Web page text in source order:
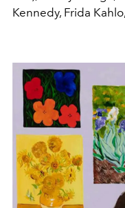
Kennedy, Frida